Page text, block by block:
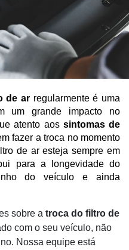
de ar regularmente é uma
um grande impacto no
atento aos sintomas de
fazer a troca no momento
de ar esteja sempre em
para a longevidade do
do veículo e ainda
sobre a troca do filtro de
com o seu veículo, não
Nossa equipe está